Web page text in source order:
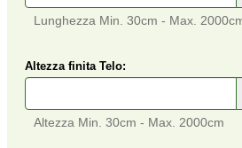
Lunghezza Min. 30cm - Max.
Altezza finita Telo:
Altezza Min. 30cm - Max. 2000cm